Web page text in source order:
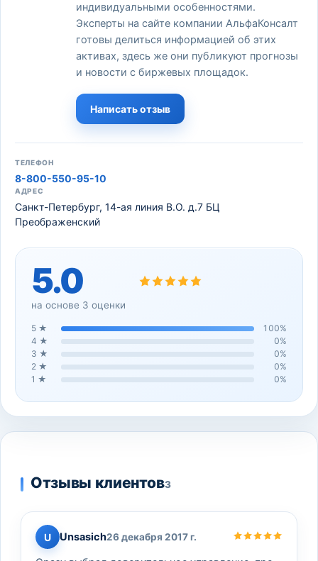
индивидуальными особенностями.
Эксперты на сайте компании АльфаКонсалт
готовы делиться информацией об этих
активах, здесь же они публикуют прогнозы
и новости с биржевых площадок.
Написать отзыв
ТЕЛЕФОН
8-800-550-95-10
АДРЕС
Санкт-Петербург, 14-ая линия В.О. д.7 БЦ
Преображенский
5.0
на основе 3 оценки
5 ★ 100%
4 ★ 0%
3 ★ 0%
2 ★ 0%
1 ★ 0%
Отзывы клиентов3
U Unsasich26 декабря 2017 г.